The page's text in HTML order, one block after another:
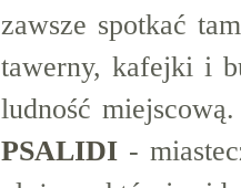
zawsze spotkać
tawerny, kafejki i
ludność miejscową.
PSALIDI -